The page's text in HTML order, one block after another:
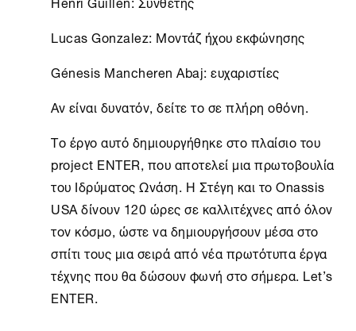
Lucas Gonzalez: Μοντάζ ήχου εκφώνησης
Génesis Mancheren Abaj: ευχαριστίες
Αν είναι δυνατόν, δείτε το σε πλήρη οθόνη.
Το έργο αυτό δημιουργήθηκε στο πλαίσιο του
project ENTER, που αποτελεί μια πρωτοβουλία
του Ιδρύματος Ωνάση. H Στέγη και το Onassis
USA δίνουν 120 ώρες σε καλλιτέχνες από όλον
τον κόσμο, ώστε να δημιουργήσουν μέσα στο
σπίτι τους μια σειρά από νέα πρωτότυπα έργα
τέχνης που θα δώσουν φωνή στο σήμερα. Let’s
ENTER.